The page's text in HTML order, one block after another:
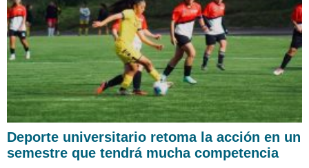
Deporte universitario retoma la acción en un
semestre que tendrá mucha competencia